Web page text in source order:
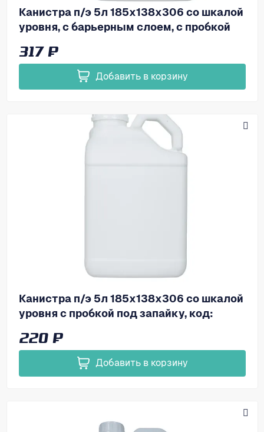
Канистра п/э 5л 185х138х306 со шкалой
уровня, с барьерным слоем, с пробкой
317 ₽
Добавить в корзину
Канистра п/э 5л 185х138х306 со шкалой
уровня с пробкой под запайку, код:
220 ₽
Добавить в корзину